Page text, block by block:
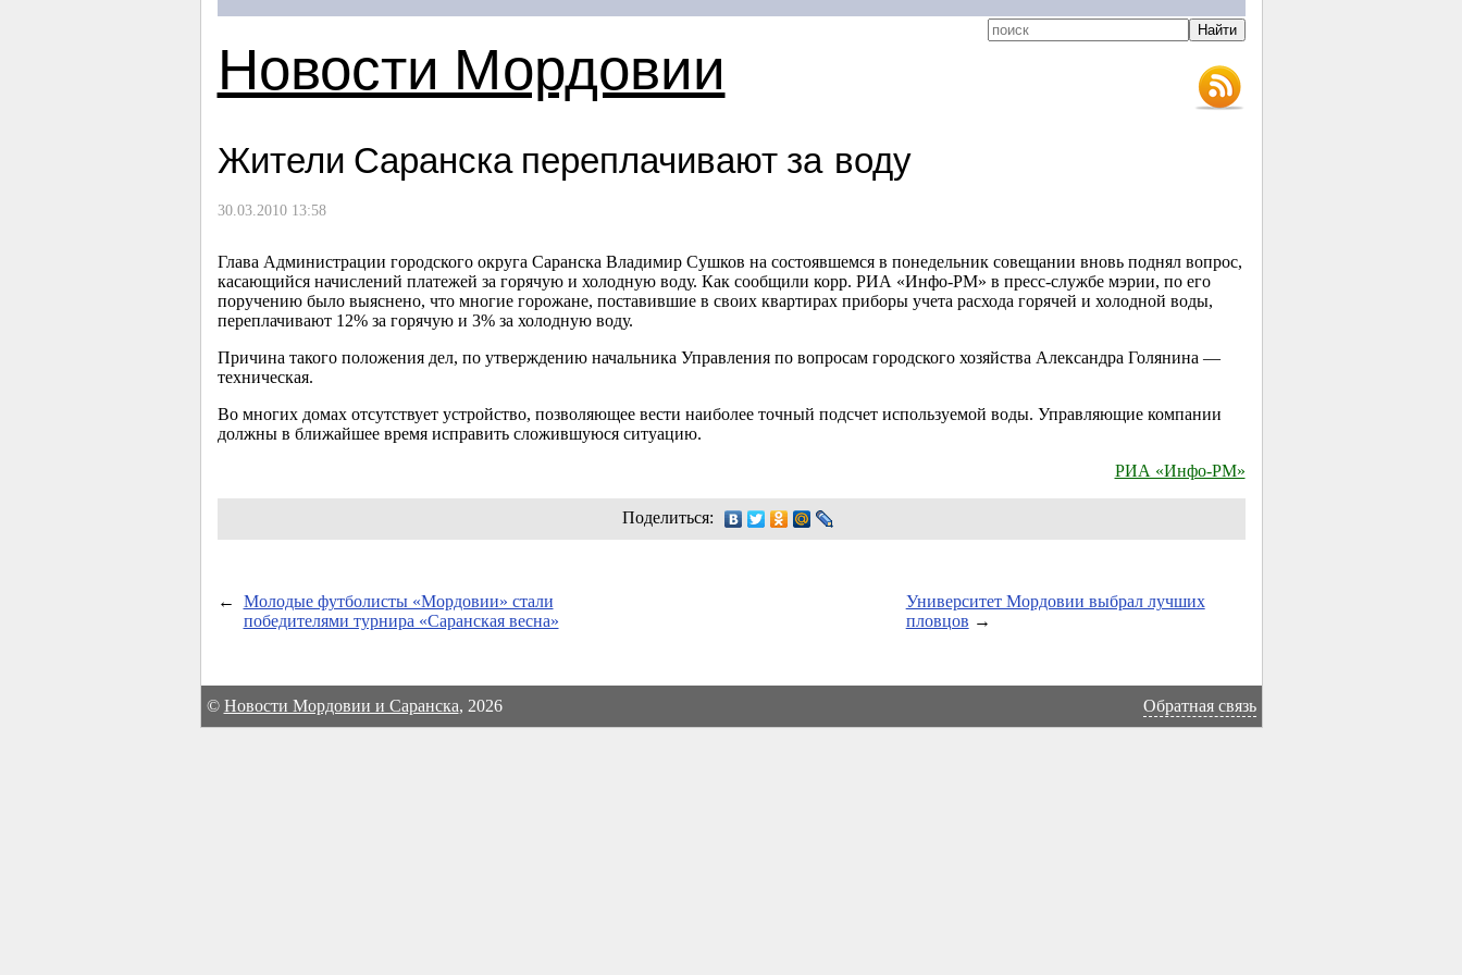
Новости Мордовии
Жители Саранска переплачивают за воду
30.03.2010 13:58
Глава Администрации городского округа Саранска Владимир Сушков на состоявшемся в понедельник совещании вновь поднял вопрос,
касающийся начислений платежей за горячую и холодную воду. Как сообщили корр. РИА «Инфо-РМ» в пресс-службе мэрии, по его
поручению было выяснено, что многие горожане, поставившие в своих квартирах приборы учета расхода горячей и холодной воды,
переплачивают 12% за горячую и 3% за холодную воду.
Причина такого положения дел, по утверждению начальника Управления по вопросам городского хозяйства Александра Голянина —
техническая.
Во многих домах отсутствует устройство, позволяющее вести наиболее точный подсчет используемой воды. Управляющие компании
должны в ближайшее время исправить сложившуюся ситуацию.
РИА «Инфо-РМ»
Поделиться:
←
Молодые футболисты «Мордовии» стали
победителями турнира «Саранская весна»
Университет Мордовии выбрал лучших
пловцов →
© Новости Мордовии и Саранска, 2026 Обратная связь